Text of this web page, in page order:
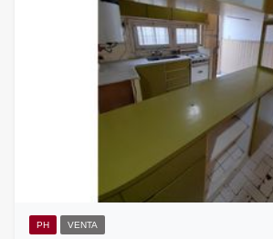
PH VENTA